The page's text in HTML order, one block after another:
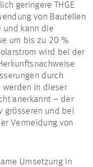
geringere THGE
von Bauteilen
und kann die
um bis zu 20 %
wird bei der
durch
werden in dieser
anerkannt – der
grösseren und bei
Vermeidung von
Umsetzung in